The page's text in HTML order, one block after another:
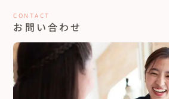
CONTACT
お問い合わせ